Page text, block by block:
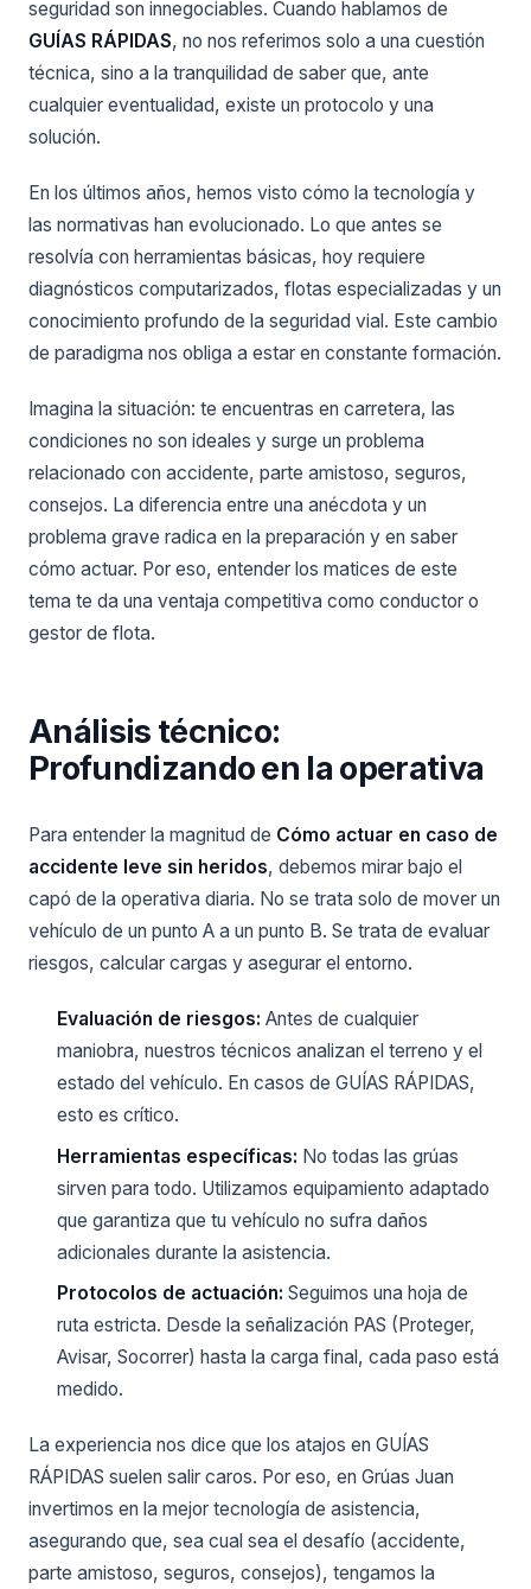
seguridad son innegociables. Cuando hablamos de
GUÍAS RÁPIDAS, no nos referimos solo a una cuestión
técnica, sino a la tranquilidad de saber que, ante
cualquier eventualidad, existe un protocolo y una
solución.
En los últimos años, hemos visto cómo la tecnología y
las normativas han evolucionado. Lo que antes se
resolvía con herramientas básicas, hoy requiere
diagnósticos computarizados, flotas especializadas y un
conocimiento profundo de la seguridad vial. Este cambio
de paradigma nos obliga a estar en constante formación.
Imagina la situación: te encuentras en carretera, las
condiciones no son ideales y surge un problema
relacionado con accidente, parte amistoso, seguros,
consejos. La diferencia entre una anécdota y un
problema grave radica en la preparación y en saber
cómo actuar. Por eso, entender los matices de este
tema te da una ventaja competitiva como conductor o
gestor de flota.
Análisis técnico:
Profundizando en la operativa
Para entender la magnitud de Cómo actuar en caso de
accidente leve sin heridos, debemos mirar bajo el
capó de la operativa diaria. No se trata solo de mover un
vehículo de un punto A a un punto B. Se trata de evaluar
riesgos, calcular cargas y asegurar el entorno.
Evaluación de riesgos: Antes de cualquier
maniobra, nuestros técnicos analizan el terreno y el
estado del vehículo. En casos de GUÍAS RÁPIDAS,
esto es crítico.
Herramientas específicas: No todas las grúas
sirven para todo. Utilizamos equipamiento adaptado
que garantiza que tu vehículo no sufra daños
adicionales durante la asistencia.
Protocolos de actuación: Seguimos una hoja de
ruta estricta. Desde la señalización PAS (Proteger,
Avisar, Socorrer) hasta la carga final, cada paso está
medido.
La experiencia nos dice que los atajos en GUÍAS
RÁPIDAS suelen salir caros. Por eso, en Grúas Juan
invertimos en la mejor tecnología de asistencia,
asegurando que, sea cual sea el desafío (accidente,
parte amistoso, seguros, consejos), tengamos la